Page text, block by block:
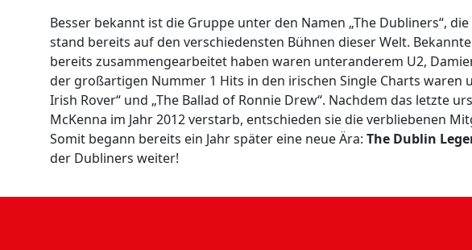
Besser bekannt ist die Gruppe unter den Namen „The Dubliners“,
stand bereits auf den verschiedensten Bühnen dieser Welt.
bereits zusammengearbeitet haben waren unteranderem U2,
der großartigen Nummer 1 Hits in den irischen Single Charts waren
Irish Rover“ und „The Ballad of Ronnie Drew“. Nachdem das letzte
McKenna im Jahr 2012 verstarb, entschieden sie die verbliebenen
Somit begann bereits ein Jahr später eine neue Ära: The Dublin
der Dubliners weiter!